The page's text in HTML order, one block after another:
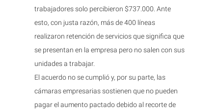
trabajadores solo percibieron $737.000. Ante
esto, con justa razón, más de 400 líneas
realizaron retención de servicios que significa que
se presentan en la empresa pero no salen con sus
unidades a trabajar.
El acuerdo no se cumplió y, por su parte, las
cámaras empresarias sostienen que no pueden
pagar el aumento pactado debido al recorte de